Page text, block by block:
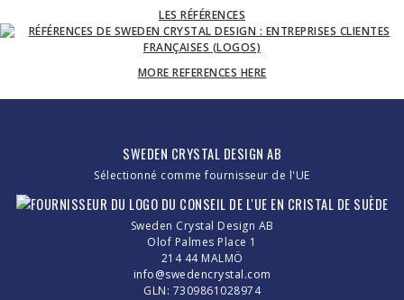
LES RÉFÉRENCES
MORE REFERENCES HERE
SWEDEN CRYSTAL DESIGN AB
Sélectionné comme fournisseur de l'UE
Sweden Crystal Design AB
Olof Palmes Place 1
214 44 MALMÖ
info@swedencrystal.com
GLN: 7309861028974